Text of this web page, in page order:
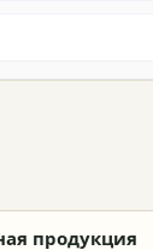
продукция